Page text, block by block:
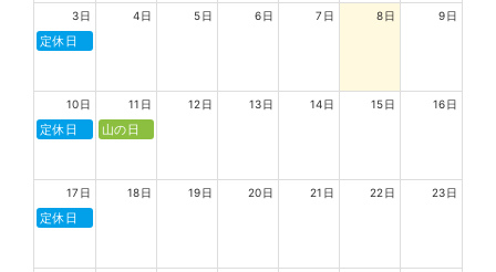
3日
定休日
4日 5日 6日 7日 8日 9日
10日
定休日
11日
山の日
12日 13日 14日 15日 16日
17日
定休日
18日 19日 20日 21日 22日 23日